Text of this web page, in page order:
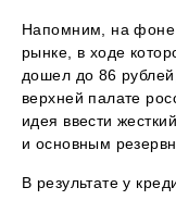
Напомним, на фоне
рынке, в ходе
дошел до 86
верхней палате
идея ввести
и основным
В результате у